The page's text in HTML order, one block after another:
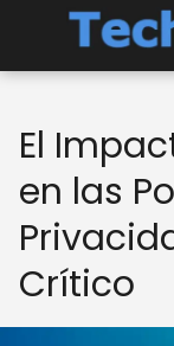
El
en las
Crítico